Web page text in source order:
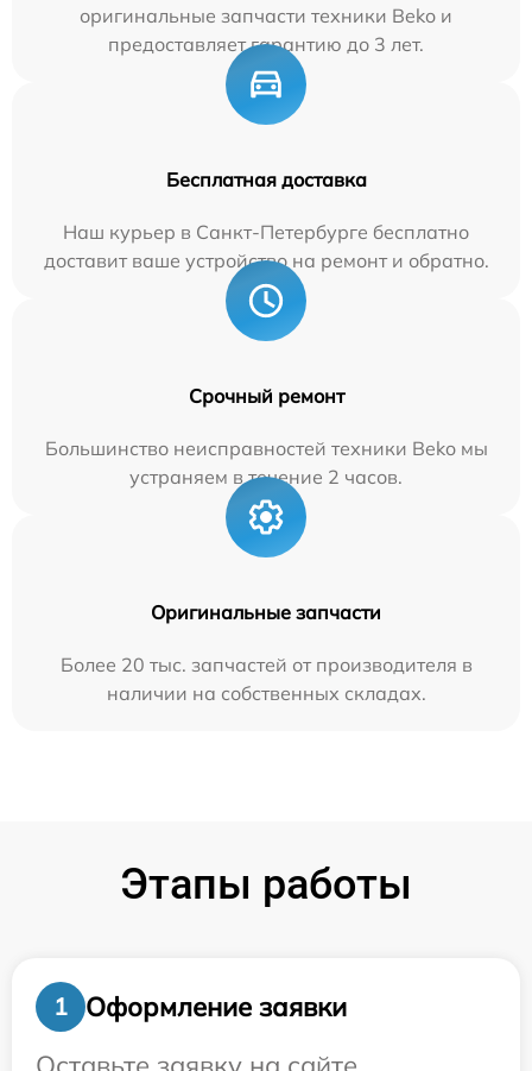
оригинальные запчасти техники Beko и
предоставляет гарантию до 3 лет.
Бесплатная доставка
Наш курьер в Санкт-Петербурге бесплатно
доставит ваше устройство на ремонт и обратно.
Срочный ремонт
Большинство неисправностей техники Beko мы
устраняем в течение 2 часов.
Оригинальные запчасти
Более 20 тыс. запчастей от производителя в
наличии на собственных складах.
Этапы работы
1
Оформление заявки